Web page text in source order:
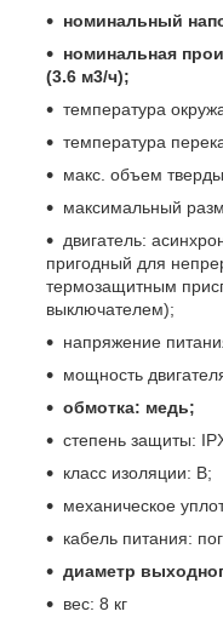
номинальный
номинальная
(3.6 м3/ч);
температура
температура
макс. объем
максимальный
двигатель:
пригодный для
термозащитным
выключателем);
напряжение
мощность
обмотка: медь;
степень защиты:
класс изоляции: B;
механическое
кабель питания:
диаметр
вес: 8 кг